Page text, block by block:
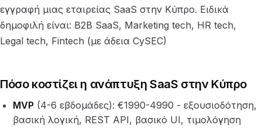
εγγραφή μιας εταιρείας SaaS στην Κύπρο. Ειδικά
δημοφιλή είναι: B2B SaaS, Marketing tech, HR tech,
Legal tech, Fintech (με άδεια CySEC)
Πόσο κοστίζει η ανάπτυξη SaaS στην Κύπρο
MVP (4-6 εβδομάδες): €1990-4990 - εξουσιοδότηση,
βασική λογική, REST API, βασικό UI, τιμολόγηση